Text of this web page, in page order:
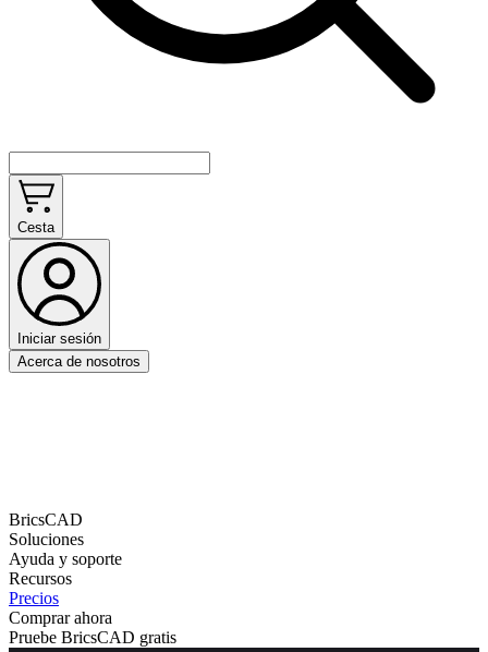
Cesta
Iniciar sesión
Acerca de nosotros
BricsCAD
Soluciones
Ayuda y soporte
Recursos
Precios
Comprar ahora
Pruebe BricsCAD gratis